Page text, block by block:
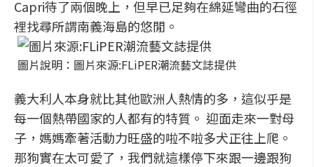
Capri待了兩個晚上，但早已足夠在綿延彎曲的石徑
裡找尋所謂南義海島的悠閒。
圖片說明：圖片來源:FLiPER潮流藝文誌提供
義大利人本身就比其他歐洲人熱情的多，這似乎是
每一個熱帶國家的人都有的特質。 迎面走來一對母
子，媽媽牽著活動力旺盛的啦不啦多犬正往上爬。
那狗實在太可愛了，我們就這樣停下來跟一邊跟狗